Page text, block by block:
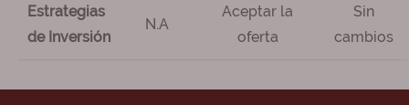
Estrategias
de Inversión
N.A
Aceptar la
oferta
Sin
cambios